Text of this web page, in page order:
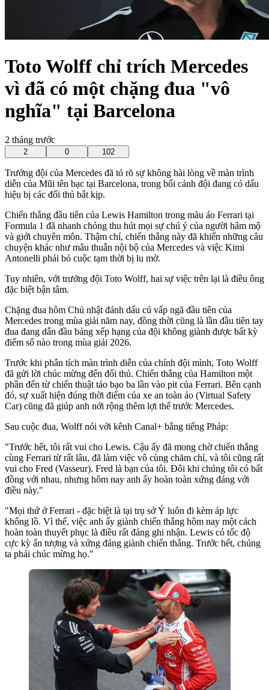
Toto Wolff chỉ trích Mercedes
vì đã có một chặng đua "vô
nghĩa" tại Barcelona
2 tháng trước
2 0 102
Trưởng đội của Mercedes đã tỏ rõ sự không hài lòng về màn trình
diễn của Mũi tên bạc tại Barcelona, trong bối cảnh đội đang có dấu
hiệu bị các đối thủ bắt kịp.
Chiến thắng đầu tiên của Lewis Hamilton trong màu áo Ferrari tại
Formula 1 đã nhanh chóng thu hút mọi sự chú ý của người hâm mộ
và giới chuyên môn. Thậm chí, chiến thắng này đã khiến những câu
chuyện khác như mâu thuẫn nội bộ của Mercedes và việc Kimi
Antonelli phải bỏ cuộc tạm thời bị lu mờ.
Tuy nhiên, với trưởng đội Toto Wolff, hai sự việc trên lại là điều ông
đặc biệt bận tâm.
Chặng đua hôm Chủ nhật đánh dấu cú vấp ngã đầu tiên của
Mercedes trong mùa giải năm nay, đồng thời cũng là lần đầu tiên tay
đua đang dẫn đầu bảng xếp hạng của đội không giành được bất kỳ
điểm số nào trong mùa giải 2026.
Trước khi phân tích màn trình diễn của chính đội mình, Toto Wolff
đã gửi lời chúc mừng đến đối thủ. Chiến thắng của Hamilton một
phần đến từ chiến thuật táo bạo ba lần vào pit của Ferrari. Bên cạnh
đó, sự xuất hiện đúng thời điểm của xe an toàn ảo (Virtual Safety
Car) cũng đã giúp anh nới rộng thêm lợi thế trước Mercedes.
Sau cuộc đua, Wolff nói với kênh Canal+ bằng tiếng Pháp:
"Trước hết, tôi rất vui cho Lewis. Cậu ấy đã mong chờ chiến thắng
cùng Ferrari từ rất lâu, đã làm việc vô cùng chăm chỉ, và tôi cũng rất
vui cho Fred (Vasseur). Fred là bạn của tôi. Đôi khi chúng tôi có bất
đồng với nhau, nhưng hôm nay anh ấy hoàn toàn xứng đáng với
điều này."
"Mọi thứ ở Ferrari - đặc biệt là tại trụ sở Ý luôn đi kèm áp lực
khổng lồ. Vì thế, việc anh ấy giành chiến thắng hôm nay một cách
hoàn toàn thuyết phục là điều rất đáng ghi nhận. Lewis có tốc độ
cực kỳ ấn tượng và xứng đáng giành chiến thắng. Trước hết, chúng
ta phải chúc mừng họ."